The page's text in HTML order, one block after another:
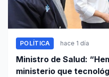
POLÍTICA hace 1 día
Ministro de Salud:
ministerio que